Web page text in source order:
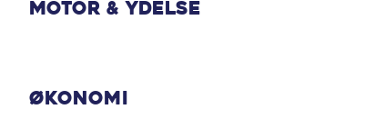
Ratbetjent DAB+ Radio
Vejbaneassistent
Motor & Ydelse
Økonomi